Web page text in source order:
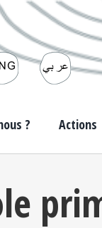
? Actions